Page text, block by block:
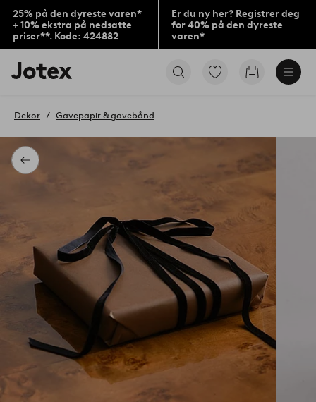
25% på den dyreste varen*
+ 10% ekstra på nedsatte
priser**. Kode: 424882
Er du ny her? Registrer deg
for 40% på den dyreste
varen*
Jotex’
logo
til
Gå
Gå
Tilbake
Dekor Gavepapir & gavebånd